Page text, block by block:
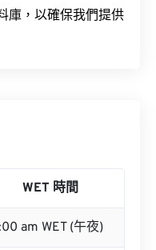
庫，以確保我們提供
WET 時間
am WET (午夜)